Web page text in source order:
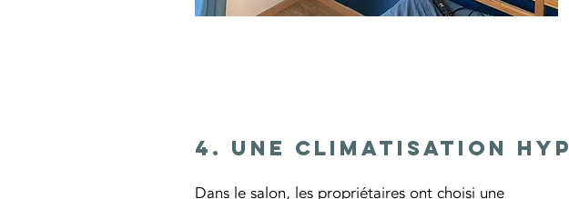
4. Une climatisation
Dans le salon, les propriétaires ont choisi une